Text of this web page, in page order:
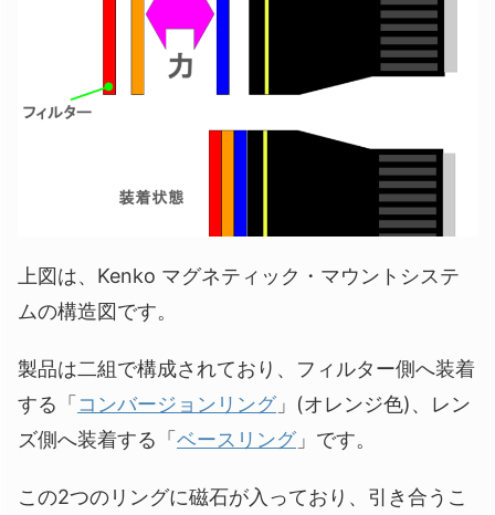
上図は、Kenko マグネティック・マウントシステ
ムの構造図です。
製品は二組で構成されており、フィルター側へ装着
する「 コンバージョンリング」(オレンジ色)、レン
ズ側へ装着する「 ベースリング」です。
この2つのリングに磁石が入っており、引き合うこ